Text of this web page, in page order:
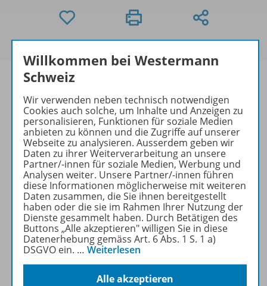
Produktinformationen
Beschreibung
Zugehörige Produkte
Benachrichtigungs-Service
Willkommen bei Westermann
Schweiz
Wir verwenden neben technisch notwendigen
Cookies auch solche, um Inhalte und Anzeigen zu
personalisieren, Funktionen für soziale Medien
anbieten zu können und die Zugriffe auf unserer
Webseite zu analysieren. Ausserdem geben wir
Daten zu ihrer Weiterverarbeitung an unsere
Partner/-innen für soziale Medien, Werbung und
Analysen weiter. Unsere Partner/-innen führen
diese Informationen möglicherweise mit weiteren
Daten zusammen, die Sie ihnen bereitgestellt
haben oder die sie im Rahmen Ihrer Nutzung der
Dienste gesammelt haben. Durch Betätigen des
Buttons „Alle akzeptieren" willigen Sie in diese
Datenerhebung gemäss Art. 6 Abs. 1 S. 1 a)
DSGVO ein. … Weiterlesen
Alle akzeptieren